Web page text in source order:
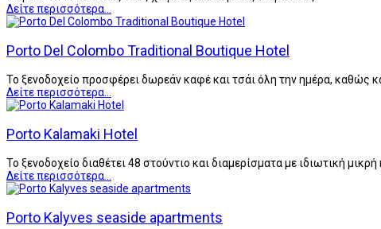
Δείτε περισσότερα...
Porto Del Colombo Traditional Boutique Hotel
Το ξενοδοχείο προσφέρει δωρεάν καφέ και τσάι όλη την ημέρα, καθώς
Δείτε περισσότερα...
Porto Kalamaki Hotel
Το ξενοδοχείο διαθέτει 48 στούντιο και διαμερίσματα με ιδιωτική
Δείτε περισσότερα...
Porto Kalyves seaside apartments